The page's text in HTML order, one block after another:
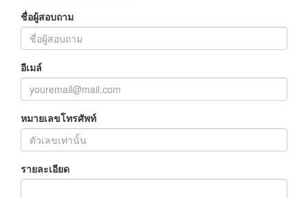
ชื่อผู้สอบถาม
อีเมล์
หมายเลขโทรศัพท์
รายละเอียด